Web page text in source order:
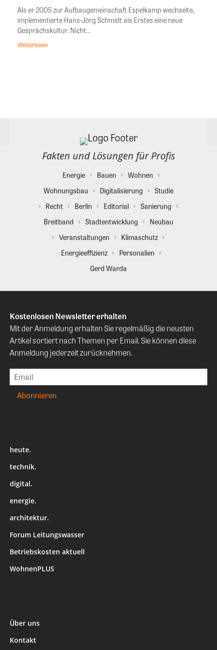
Als er 2005 zur Aufbaugemeinschaft Espelkamp wechselte,
implementierte Hans-Jörg Schmidt als Erstes eine neue
Gesprächskultur. Nicht...
Weiterlesen
Fakten und Lösungen für Profis
Energie Bauen
Wohnen
Wohnungsbau
Digitalisierung
Studie
Recht
Berlin Editorial
Sanierung
Breitband
Stadtentwicklung
Neubau
Veranstaltungen
Klimaschutz
Energieeffizienz
Personalien
Gerd Warda
Kostenlosen Newsletter erhalten
Mit der Anmeldung erhalten Sie regelmäßig die neusten
Artikel sortiert nach Themen per Email. Sie können diese
Anmeldung jederzeit zurücknehmen.
heute.
technik.
digital.
energie.
architektur.
Forum Leitungswasser
Betriebskosten aktuell
WohnenPLUS
Über uns
Kontakt